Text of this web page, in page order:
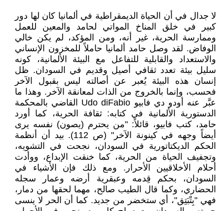
لا جدال في أن الحياة الديمقراطية في ألمانيا كان لها دور
كبير في خلق المناخ المواتي لحامد والمعين للعمل
وممارسة الحرية، غير أنه، ومن المؤكد، لم يكن خالي
الوفاض. لقد وصل حامد ألمانيا حاملاً للمخزون الإنساني
والاستعداد والقابلية للتفاعل مع البيئة الألمانية، كونه
سليل بيئة تعدد ثقافي أصيل وقديم في السودان. ظل
إنسان هذه البيئة يُعبر عن أصالته ليس بقبول الآخر
فحسب، وإنما بالخروج من الذات لمعانقة الآخر. وهذا ما
عبَّر عنه أودو دي فابيو Udo diFabio القاضي بالمحكمة
الدستورية الألمانية في كتابه: ثقافة الحرية، كما أورد
حامد، كتب فابيو، قائلاً: "من يحترم (يصون) نفسه يرى
أيضاً وجهه في كينونة الآخر" (ص 112). بيد أن أنظمة
الحكم الديكتاتورية في السودان، نجحت في التشويه،
وتجفيف الحياة من الحرية، كما خنقت الإبداع، ووأدت
أحلام الأخلاقيين الأحرار. ومع ذلك فإن الأشياء في
السودان، بحكم قِدمه وعبقرية أرضه وعمار سجله
الحضاري، وكما قال الطيب صالح، مهما لحقها من دمار،
فهي "بِتْبَتِق"، أي ستخضر من جديد. كما أن الحر لا ينسى